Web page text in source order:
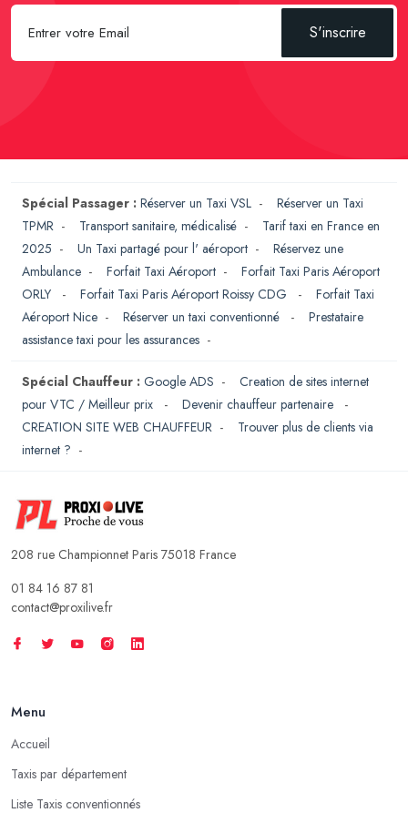
S'inscrire
Spécial Passager : Réserver un Taxi VSL - Réserver un Taxi
TPMR - Transport sanitaire, médicalisé - Tarif taxi en France en
2025 - Un Taxi partagé pour l' aéroport - Réservez une
Ambulance - Forfait Taxi Aéroport - Forfait Taxi Paris Aéroport
ORLY
- Forfait Taxi Paris Aéroport Roissy CDG - Forfait Taxi
Aéroport Nice - Réserver un taxi conventionné - Prestataire
assistance taxi pour les assurances -
Spécial Chauffeur : Google ADS - Creation de sites internet
pour VTC / Meilleur prix
- Devenir chauffeur partenaire
-
CREATION SITE WEB CHAUFFEUR - Trouver plus de clients via
internet ? -
208 rue Championnet Paris 75018 France
01 84 16 87 81
contact@proxilive.fr
Menu
Accueil
Taxis par département
Liste Taxis conventionnés